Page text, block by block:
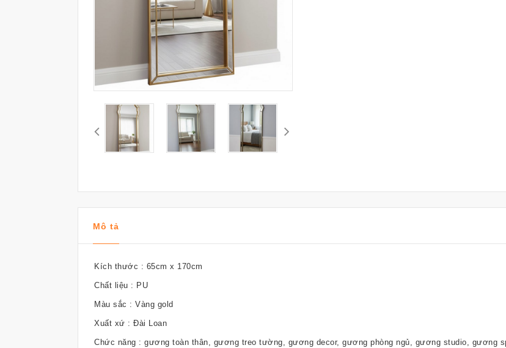
Mô tả
Kích thước : 65cm x 170cm
Chất liệu : PU
Màu sắc : Vàng gold
Xuất xứ : Đài Loan
Chức năng : gương toàn thân, gương treo tường, gương decor, gương phòng ngủ, gương studio, gương